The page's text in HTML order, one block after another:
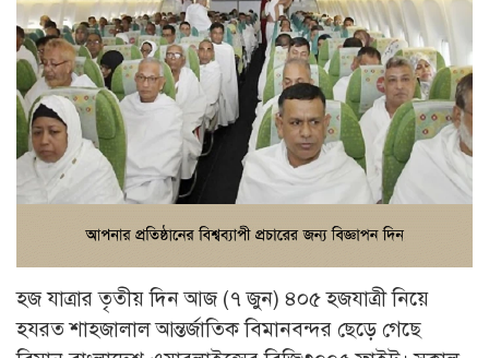
হজ যাত্রার তৃতীয় দিন আজ (৭ জুন) ৪০৫ হজযাত্রী নিয়ে
হযরত শাহজালাল আন্তর্জাতিক বিমানবন্দর ছেড়ে গেছে